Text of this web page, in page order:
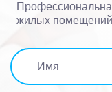
жилых помещений